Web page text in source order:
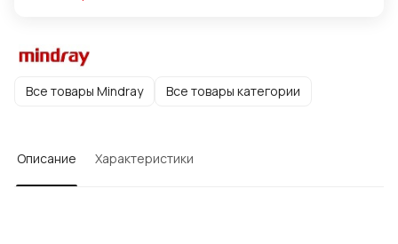
Все товары Mindray Все товары категории
Описание Характеристики